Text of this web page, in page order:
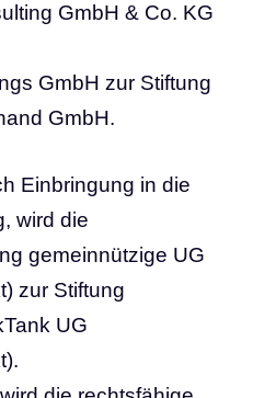
GmbH & Co. KG
GmbH zur Stiftung
GmbH.
Einbringung in die
wird die
gemeinnützige UG
zur Stiftung
UG